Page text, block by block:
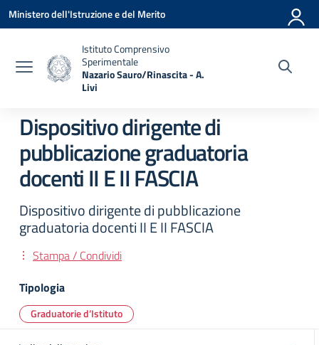
Vai ai contenuti
Vai al menu di navigazione
Vai al footer
Ministero dell'Istruzione e del Merito
Istituto Comprensivo
Sperimentale
Nazario Sauro/Rinascita - A.
Livi
Dispositivo dirigente di
pubblicazione graduatoria
docenti II E II FASCIA
Dispositivo dirigente di pubblicazione
graduatoria docenti II E II FASCIA
Stampa / Condividi
Tipologia
Graduatorie d’Istituto